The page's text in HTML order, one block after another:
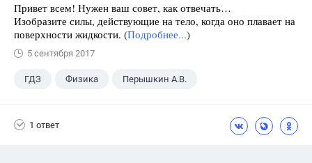
Привет всем! Нужен ваш совет, как отвечать…
Изобразите силы, действующие на тело, когда оно плавает на
поверхности жидкости. (Подробнее...)
5 сентября 2017
ГДЗ Физика Перышкин А.В.
1 ответ